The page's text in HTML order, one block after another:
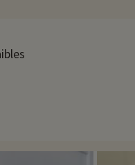
golfeurs peuvent profiter
de Montriond offre une
déjà négocié des